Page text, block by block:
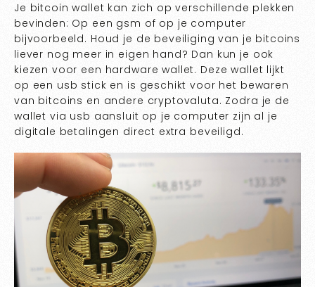
Je bitcoin wallet kan zich op verschillende plekken
bevinden: Op een gsm of op je computer
bijvoorbeeld. Houd je de beveiliging van je bitcoins
liever nog meer in eigen hand? Dan kun je ook
kiezen voor een hardware wallet. Deze wallet lijkt
op een usb stick en is geschikt voor het bewaren
van bitcoins en andere cryptovaluta. Zodra je de
wallet via usb aansluit op je computer zijn al je
digitale betalingen direct extra beveiligd.